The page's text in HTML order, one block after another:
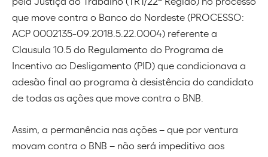
pela Justiça do Trabalho (TRT/22ª Região) no processo
que move contra o Banco do Nordeste (PROCESSO:
ACP 0002135-09.2018.5.22.0004) referente a
Clausula 10.5 do Regulamento do Programa de
Incentivo ao Desligamento (PID) que condicionava a
adesão final ao programa à desistência do candidato
de todas as ações que move contra o BNB.
Assim, a permanência nas ações – que por ventura
movam contra o BNB – não será impeditivo aos